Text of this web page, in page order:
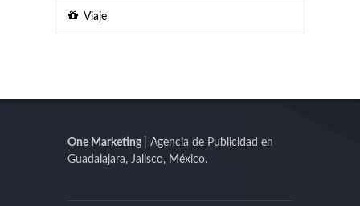
Viaje
One Marketing
| Agencia de Publicidad en
Guadalajara, Jalisco, México.